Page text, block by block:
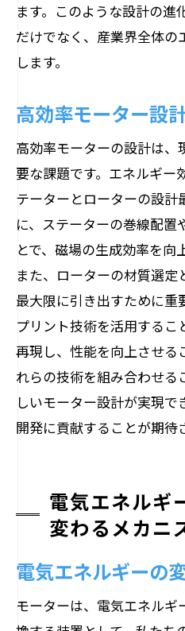
ます。このような設計の
だけでなく、産業界全体
します。
高効率モーター設
高効率モーターの設計は
要な課題です。エネルギー
テーターとローターの設計
に、ステーターの巻線配置
とで、磁場の生成効率を向
また、ローターの材質選定
最大限に引き出すために重
プリント技術を活用するこ
再現し、性能を向上させる
れらの技術を組み合わせる
しいモーター設計が実現
開発に貢献することが期待
電気エネルギ
変わるメカニ
電気エネルギーの
モーターは、電気エネル